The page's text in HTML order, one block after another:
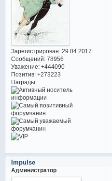
Зарегистрирован: 29.04.2017
Сообщений:78956
Уважение: +444090
Позитив: +273223
Награды:
Impulse
Администратор